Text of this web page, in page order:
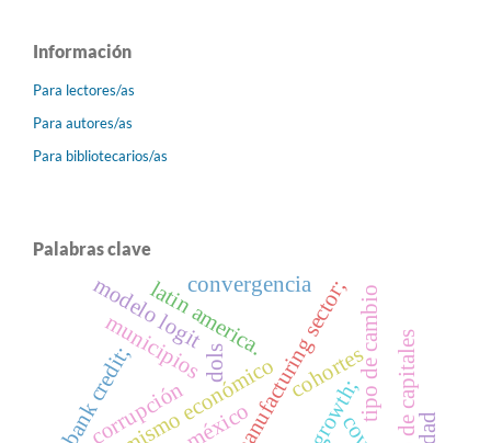
Información
Para lectores/as
Para autores/as
Para bibliotecarios/as
Palabras clave
dinamismo económico
municipios
bank credit; manufacturing sector;
latin america.
corrupciónméxico
tipo de cambio
dols
convergencia
modelo logit
cohortes